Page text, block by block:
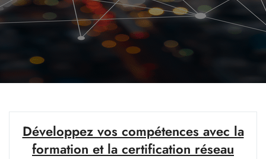
Développez vos compétences avec la
formation et la certification réseau